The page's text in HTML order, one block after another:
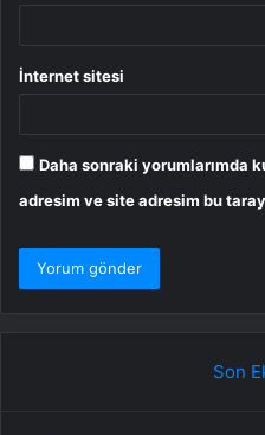
İnternet sitesi
Daha sonraki yorumlarımda
adresim ve site adresim bu
Son